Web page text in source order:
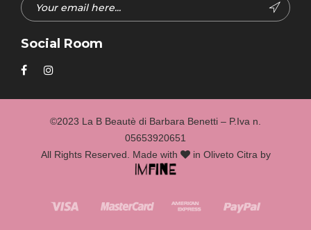
Social Room
©2023 La B Beautè di Barbara Benetti – P.Iva n.
05653920651
All Rights Reserved. Made with
in Oliveto Citra by